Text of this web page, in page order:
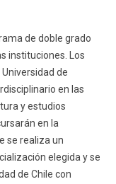
de doble grado
instituciones. Los
de
en las
y estudios
en la
se realiza un
elegida y se
de Chile con